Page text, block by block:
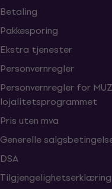
Betaling
Pakkesporing
Ekstra tjenester
Personvernregler
Personvernregler for
lojalitetsprogrammet
Pris uten mva
Generelle
DSA
Tilgjengelighetserklæring